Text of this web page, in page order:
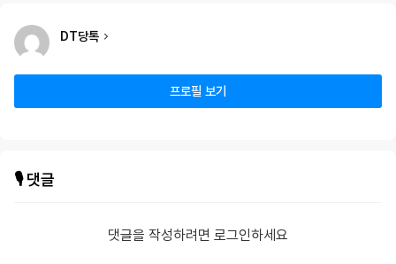
DT당톡
프로필 보기
🎙️ 댓글
댓글을 작성하려면 로그인하세요